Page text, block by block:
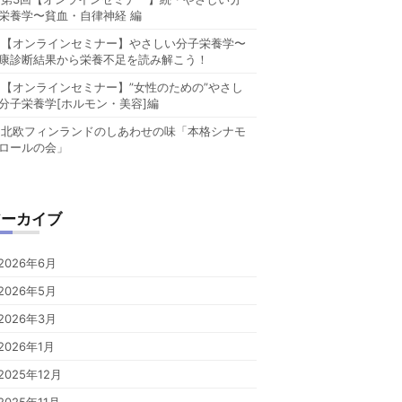
養学〜貧血・自律神経 編
【オンラインセミナー】やさしい分子栄養学〜
診断結果から栄養不足を読み解こう！
【オンラインセミナー】”女性のための”やさし
子栄養学[ホルモン・美容]編
北欧フィンランドのしあわせの味「本格シナモ
ールの会」
カイブ
年6月
年5月
年3月
年1月
年12月